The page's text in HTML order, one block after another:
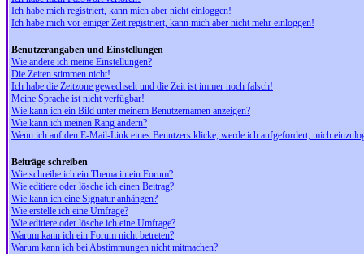
Ich habe mich registriert, kann mich aber nicht einloggen!
Ich habe mich vor einiger Zeit registriert, kann mich aber nicht mehr einloggen!
Benutzerangaben und Einstellungen
Wie ändere ich meine Einstellungen?
Die Zeiten stimmen nicht!
Ich habe die Zeitzone gewechselt und die Zeit ist immer noch falsch!
Meine Sprache ist nicht verfügbar!
Wie kann ich ein Bild unter meinem Benutzernamen anzeigen?
Wie kann ich meinen Rang ändern?
Wenn ich auf den E-Mail-Link eines Benutzers klicke, werde ich aufgefordert, mich
Beiträge schreiben
Wie schreibe ich ein Thema in ein Forum?
Wie editiere oder lösche ich einen Beitrag?
Wie kann ich eine Signatur anhängen?
Wie erstelle ich eine Umfrage?
Wie editiere oder lösche ich eine Umfrage?
Warum kann ich ein Forum nicht betreten?
Warum kann ich bei Abstimmungen nicht mitmachen?